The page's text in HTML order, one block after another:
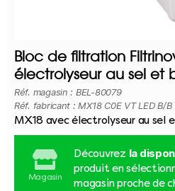
Bloc de filtration
électrolyseur au sel et
Réf. magasin : BEL-80079
Réf. fabricant : MX18 C0E VT LED B/B
MX18 avec électrolyseur au sel
Magasin
Découvrez la
produit en
magasin proche de